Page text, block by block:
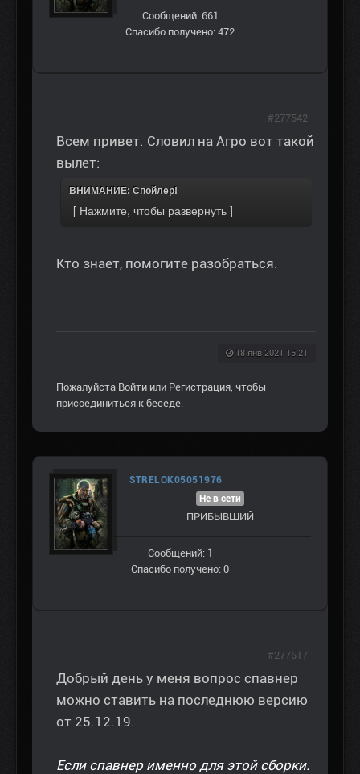
Сообщений: 661
Спасибо получено: 472
Всем привет. Словил на Агро вот такой
вылет:
ВНИМАНИЕ: Спойлер!
Кто знает, помогите разобраться.
18 янв 2021 15:21
#277542
Пожалуйста Войти или Регистрация , чтобы
присоединиться к беседе.
STRELOK05051976
Не в сети
ПРИБЫВШИЙ
Сообщений: 1
Спасибо получено: 0
Добрый день у меня вопрос спавнер
можно ставить на последнюю версию
от 25.12.19.
Если спавнер именно для этой сборки.
#277617